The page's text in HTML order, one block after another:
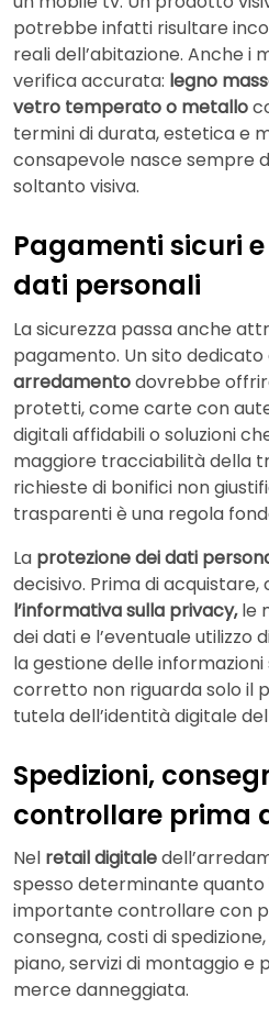
potrebbe infatti risultare
reali dell’abitazione. Anche i
verifica accurata: legno
vetro temperato o metallo
termini di durata, estetica e
consapevole nasce sempre
soltanto visiva.
Pagamenti sicuri
dati personali
La sicurezza passa anche
pagamento. Un sito dedicato
arredamentodovrebbe
protetti, come carte con
digitali affidabili o soluzioni
maggiore tracciabilità della
richieste di bonifici non
trasparenti è una regola
La protezione dei dati
decisivo. Prima di acquistare,
l’informativa sulla privacy,le
dei dati e l’eventuale utilizzo
la gestione delle informazioni
corretto non riguarda solo il
tutela dell’identità digitale
Spedizioni,
controllare prima
Nel retail digitale
spesso determinante quanto
importante controllare con
consegna, costi di
piano, servizi di montaggio e
merce danneggiata.